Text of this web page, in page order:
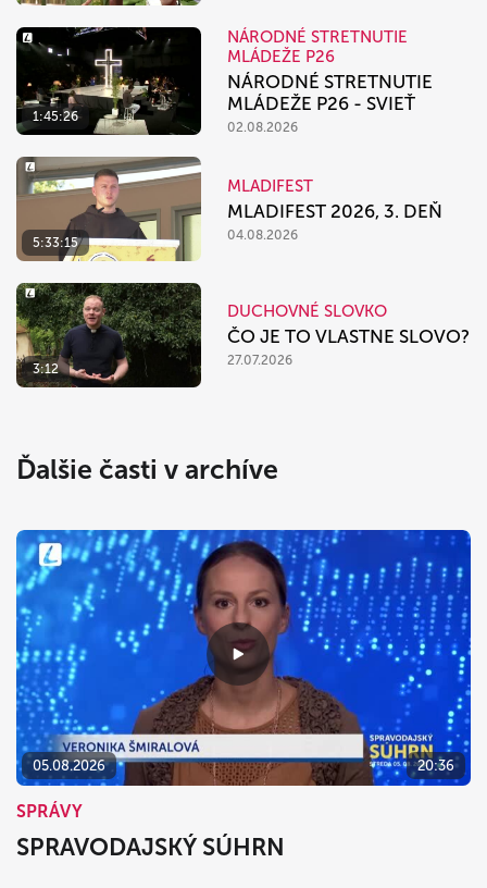
1:45:26
NÁRODNÉ STRETNUTIE
MLÁDEŽE P26
NÁRODNÉ STRETNUTIE
MLÁDEŽE P26 - SVIEŤ
02.08.2026
5:33:15
MLADIFEST
MLADIFEST 2026, 3. DEŇ
04.08.2026
3:12
DUCHOVNÉ SLOVKO
ČO JE TO VLASTNE SLOVO?
27.07.2026
Ďalšie časti v archíve
05.08.2026 20:36
SPRÁVY
SPRAVODAJSKÝ SÚHRN